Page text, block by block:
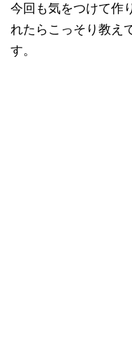
今回も気をつけて作
れたらこっそり教え
す。